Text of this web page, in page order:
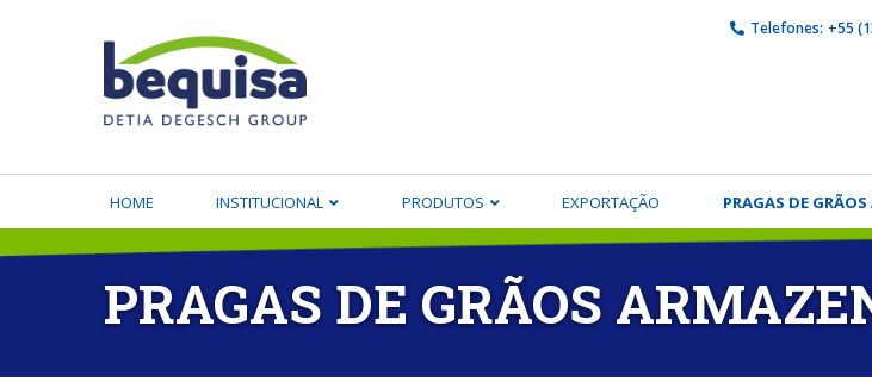
Telefones: +55
HOME INSTITUCIONAL PRODUTOS EXPORTAÇÃO PRAGAS DE
PRAGAS DE GRÃOS